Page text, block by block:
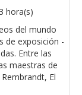
hora(s)
del mundo
de exposición -
Entre las
maestras de
El